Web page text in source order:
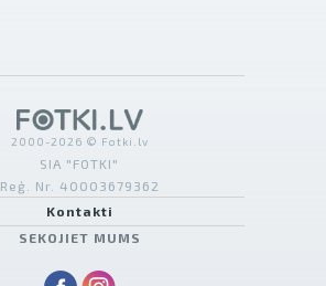
2000-2026 © Fotki.lv
SIA "FOTKI"
Reģ. Nr. 40003679362
Kontakti
SEKOJIET MUMS